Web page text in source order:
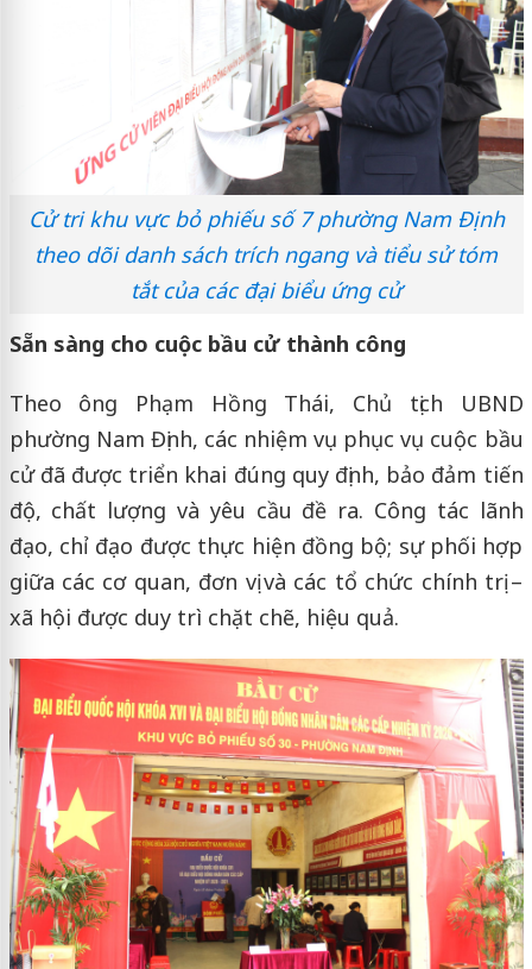
Cử tri khu vực bỏ phiếu số 7 phường Nam Định
theo dõi danh sách trích ngang và tiểu sử tóm
tắt của các đại biểu ứng cử
Sẵn sàng cho cuộc bầu cử thành công
Theo ông Phạm Hồng Thái, Chủ tịch UBND
phường Nam Định, các nhiệm vụ phục vụ cuộc bầu
cử đã được triển khai đúng quy định, bảo đảm tiến
độ, chất lượng và yêu cầu đề ra. Công tác lãnh
đạo, chỉ đạo được thực hiện đồng bộ; sự phối hợp
giữa các cơ quan, đơn vị và các tổ chức chính trị –
xã hội được duy trì chặt chẽ, hiệu quả.